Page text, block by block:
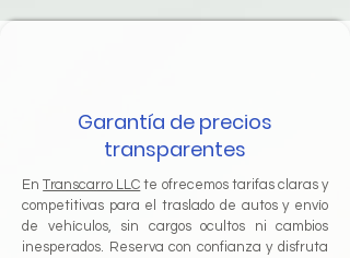
Garantía de precios
transparentes
EnTranscarro LLC te ofrecemos tarifas claras y
competitivas para el traslado de autos y envío
de vehículos, sin cargos ocultos ni cambios
inesperados. Reserva con confianza y disfruta